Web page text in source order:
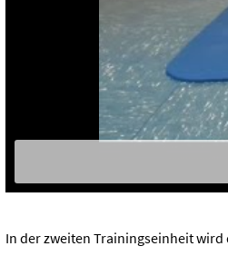
In der zweiten Trainingseinheit